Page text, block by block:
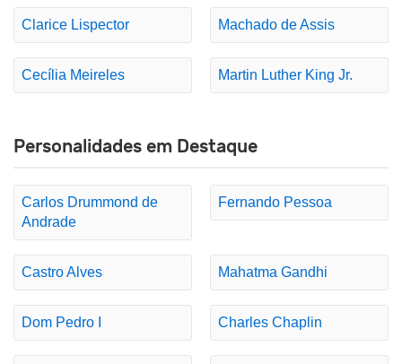
Clarice Lispector Machado de Assis
Cecília Meireles Martin Luther King Jr.
Personalidades em Destaque
Carlos Drummond de
Andrade
Fernando Pessoa
Castro Alves Mahatma Gandhi
Dom Pedro I Charles Chaplin